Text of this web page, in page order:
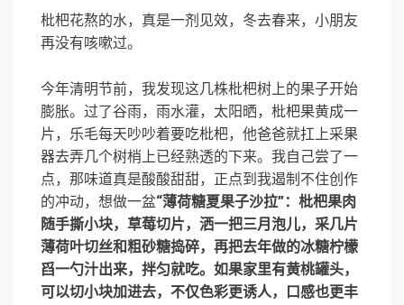
枇杷花熬的水，真是一剂见效，冬去春来，小朋友
再没有咳嗽过。
今年清明节前，我发现这几株枇杷树上的果子开始
膨胀。过了谷雨，雨水灌，太阳晒，枇杷果黄成一
片，乐毛每天吵吵着要吃枇杷，他爸爸就扛上采果
器去弄几个树梢上已经熟透的下来。我自己尝了一
点，那味道真是酸酸甜甜，正点到我遏制不住创作
的冲动，想做一盆“薄荷糖夏果子沙拉”：枇杷果肉
随手撕小块，草莓切片，洒一把三月泡儿，采几片
薄荷叶切丝和粗砂糖捣碎，再把去年做的冰糖柠檬
舀一勺汁出来，拌匀就吃。如果家里有黄桃罐头，
可以切小块加进去，不仅色彩更诱人，口感也更丰